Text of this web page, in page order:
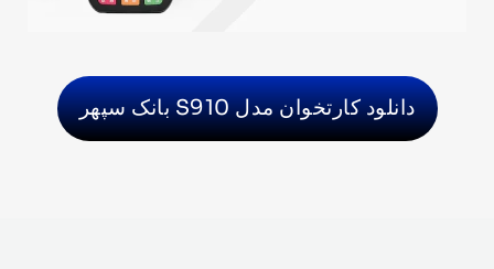
دانلود کارتخوان مدل S910 بانک سپهر